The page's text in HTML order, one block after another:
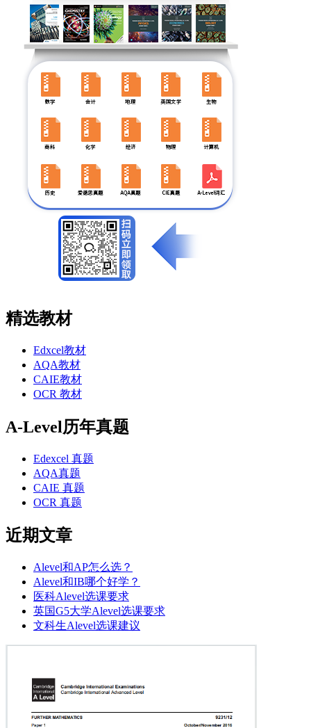
精选教材
Edxcel教材
AQA教材
CAIE教材
OCR 教材
A-Level历年真题
Edexcel 真题
AQA真题
CAIE 真题
OCR 真题
近期文章
Alevel和AP怎么选？
Alevel和IB哪个好学？
医科Alevel选课要求
英国G5大学Alevel选课要求
文科生Alevel选课建议